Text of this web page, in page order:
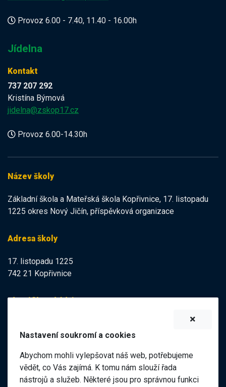
Provoz 6.00 - 7.40, 11.40 - 16.00h
Jídelna
Kontakt
737 207 292
Kristína Býmová
jidelna@zskop17.cz
Provoz 6.00-14.30h
Název školy
Základní škola a Mateřská škola Kopřivnice, 17. listopadu
1225 okres Nový Jičín, příspěvková organizace
Adresa školy
17. listopadu 1225
742 21 Kopřivnice
Identifikační údaje
IČO:47998121
Elektronická podatelna
Nastavení soukromí a cookies
Abychom mohli vylepšovat náš web, potřebujeme
vědět, co Vás zajímá. K tomu nám slouží řada
nástrojů a služeb. Některé jsou pro správnou funkci